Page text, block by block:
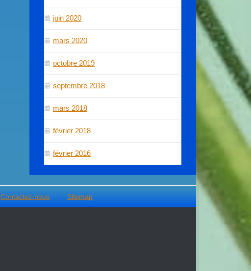
juin 2020
mars 2020
octobre 2019
septembre 2018
mars 2018
février 2018
février 2016
Contactez-nous Sitemap